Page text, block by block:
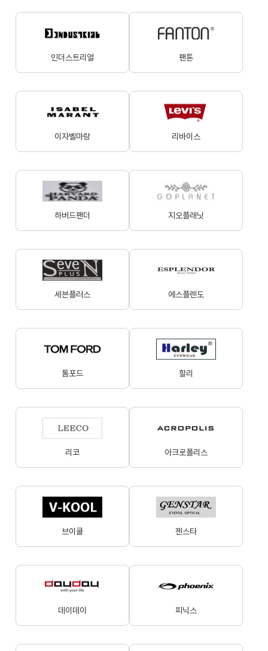
인더스트리얼 팬톤
이자벨마랑 리바이스
하버드팬더 지오플래닛
세븐플러스 에스플렌도
톰포드 할리
리코 아크로폴리스
브이쿨 젠스타
데이데이 피닉스